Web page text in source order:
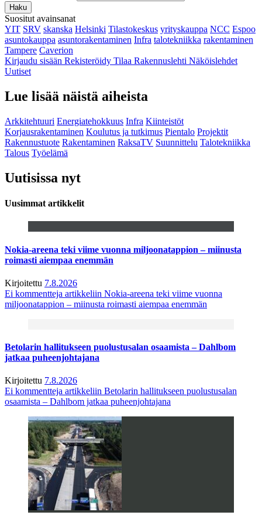
Haku
Suositut avainsanat
YIT SRV skanska Helsinki Tilastokeskus yrityskauppa NCC Espoo
asuntokauppa asuntorakentaminen Infra talotekniikka rakentaminen
Tampere Caverion
Kirjaudu sisään Rekisteröidy Tilaa Rakennuslehti Näköislehdet
Uutiset
Lue lisää näistä aiheista
Arkkitehtuuri Energiatehokkuus Infra Kiinteistöt
Korjausrakentaminen Koulutus ja tutkimus Pientalo Projektit
Rakennustuote Rakentaminen RaksaTV Suunnittelu Talotekniikka
Talous Työelämä
Uutisissa nyt
Uusimmat artikkelit
Nokia-areena teki viime vuonna miljoonatappion – miinusta
roimasti aiempaa enemmän
Kirjoitettu 7.8.2026
Ei kommentteja artikkeliin Nokia-areena teki viime vuonna
miljoonatappion – miinusta roimasti aiempaa enemmän
Betolarin hallitukseen puolustusalan osaamista – Dahlbom
jatkaa puheenjohtajana
Kirjoitettu 7.8.2026
Ei kommentteja artikkeliin Betolarin hallitukseen puolustusalan
osaamista – Dahlbom jatkaa puheenjohtajana